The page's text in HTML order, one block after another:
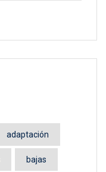
adaptación
bajas